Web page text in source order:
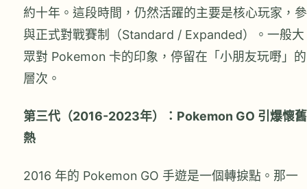
約十年。這段時間，仍然活躍的主要是核心玩家，參
與正式對戰賽制（Standard / Expanded）。一般大
眾對 Pokemon 卡的印象，停留在「小朋友玩嘢」的
層次。
第三代（2016-2023年）：Pokemon GO 引爆懷舊
熱
2016 年的 Pokemon GO 手遊是一個轉捩點。那一